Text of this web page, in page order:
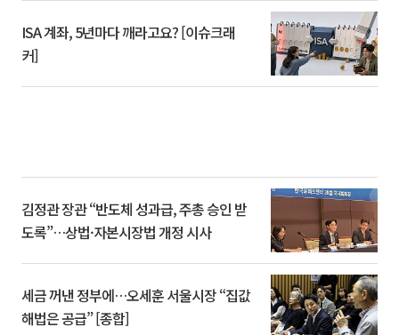
ISA 계좌, 5년마다 깨라고요? [이슈크래
커]
김정관 장관 “반도체 성과급, 주총 승인 받
도록”…상법·자본시장법 개정 시사
세금 꺼낸 정부에…오세훈 서울시장 “집값
해법은 공급” [종합]